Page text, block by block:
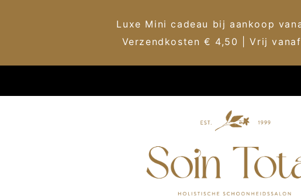
Luxe Mini cadeau bij aankoop
Verzendkosten € 4,50 | Vrij